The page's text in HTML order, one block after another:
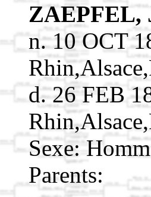
ZAEPFEL,
n. 10 OCT
d. 26 FEB
Sexe:
Parents: